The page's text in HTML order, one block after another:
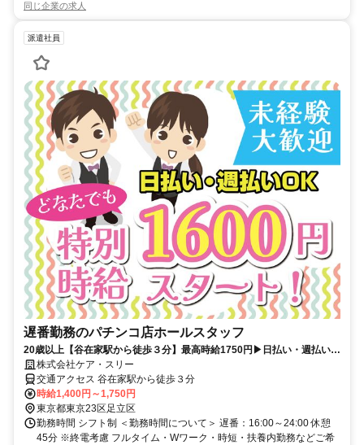
同じ企業の求人
派遣社員
遅番勤務のパチンコ店ホールスタッフ
20歳以上【谷在家駅から徒歩３分】最高時給1750円▶日払い・週払い
OK！扶養内・WワークもOK！初期費用無料/家具家電付1Kの社宅もご用
意◎
株式会社ケア・スリー
交通アクセス 谷在家駅から徒歩３分
時給1,400円～1,750円
東京都東京23区足立区
勤務時間 シフト制 ＜勤務時間について＞ 遅番：16:00～24:00 休憩
45分 ※終電考慮 フルタイム・Wワーク・時短・扶養内勤務などご希